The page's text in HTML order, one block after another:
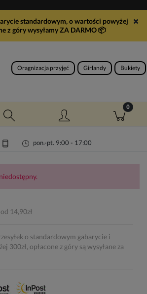
standardowym, o wartości powyżej
z góry wysyłamy ZA DARMO📦
Oragnizacja przyjęć Girlandy Bukiety
pon.-pt. 9:00 - 17:00
14,90zł
o standardowym gabarycie i
300zł, opłacone z góry są wysyłane za